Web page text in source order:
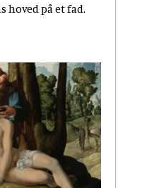
hoved på et fad.